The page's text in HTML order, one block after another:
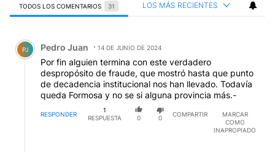
TODOS LOS COMENTARIOS 31 LOS MÁS RECIENTES
Comentario de Pedro Juan.
PJ Pedro Juan 14 DE JUNIO DE 2024
Por fin alguien termina con este verdadero
despropósito de fraude, que mostró hasta que punto
de decadencia institucional nos han llevado. Todavía
queda Formosa y no se si alguna provincia más.-
RESPONDER
1
RESPUESTA
0 0
COMPARTIR
MARCAR
COMO
INAPROPIADO